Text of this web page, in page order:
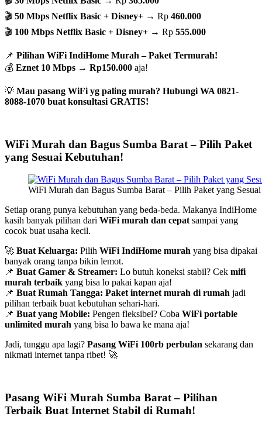
🎬 50 Mbps Netflix Basic + Disney+ → Rp 460.000
🎬 100 Mbps Netflix Basic + Disney+ → Rp 555.000
📌 Pilihan WiFi IndiHome Murah – Paket Termurah!
💰 Eznet 10 Mbps → Rp150.000 aja!
💡 Mau pasang WiFi yg paling murah? Hubungi WA 0821-
8088-1070 buat konsultasi GRATIS!
WiFi Murah dan Bagus Sumba Barat – Pilih Paket
yang Sesuai Kebutuhan!
WiFi Murah dan Bagus Sumba Barat – Pilih Paket yang
Setiap orang punya kebutuhan yang beda-beda. Makanya IndiHome
kasih banyak pilihan dari WiFi murah dan cepatsampai yang
cocok buat usaha kecil.
🚀 Buat Keluarga: Pilih WiFi IndiHome murah yang bisa dipakai
banyak orang tanpa bikin lemot.
📌 Buat Gamer & Streamer: Lo butuh koneksi stabil? Cek mifi
murah terbaik yang bisa lo pakai kapan aja!
📌 Buat Rumah Tangga: Paket internet murah di rumah jadi
pilihan terbaik buat kebutuhan sehari-hari.
📌 Buat yang Mobile: Pengen fleksibel? Coba WiFi portable
unlimited murah yang bisa lo bawa ke mana aja!
Jadi, tunggu apa lagi? Pasang WiFi 100rb perbulan sekarang dan
nikmati internet tanpa ribet! 🚀
Pasang WiFi Murah Sumba Barat – Pilihan
Terbaik Buat Internet Stabil di Rumah!